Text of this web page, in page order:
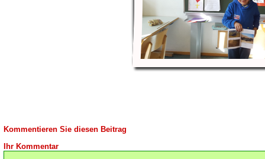
Kommentieren Sie diesen Beitrag
Ihr Kommentar